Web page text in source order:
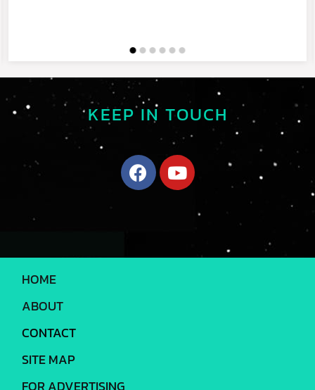
KEEP IN TOUCH
HOME
ABOUT
CONTACT
SITE MAP